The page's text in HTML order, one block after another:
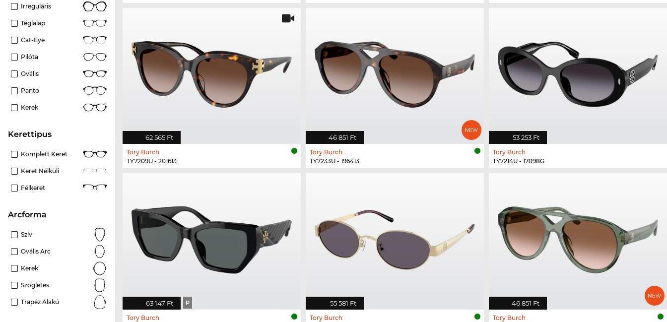
Irreguláris
Téglalap
Cat-Eye
Pilóta
Ovális
Panto
Kerek
kerettipus
Komplett Keret
Keret Nélküli
Félkeret
Arcforma
Szív
Ovális Arc
Kerek
Szögletes
Trapéz Alakú
62 565 Ft
Tory Burch
TY7209U - 201613
46 851 Ft
Tory Burch
TY7233U - 196413
53 253 Ft
Tory Burch
TY7214U - 17098G
63 147 Ft P
Tory Burch
55 581 Ft
Tory Burch
46 851 Ft
Tory Burch